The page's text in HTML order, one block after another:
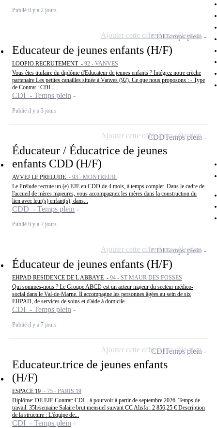
Publié il y a 2 jours
Educateur de jeunes enfants (H/F)
LOOPIO RECRUTEMENT - 92 - VANVES
Vous êtes titulaire du diplôme d'Educateur de jeunes enfants ? Intégrez notre crèche
partenaire Les petites canailles située à Vanves (92). Ce que nous proposons : - Type
de Contrat : CDI -...
CDI - Temps plein
Publié il y a 3 jours
CDITemps plein
Ajouter cette offre à ma sélection
Éducateur / Éducatrice de jeunes
enfants CDD (H/F)
AVVEJ LE PRELUDE - 93 - MONTREUIL
Le Prélude recrute un (e) EJE en CDD de 4 mois, à temps complet. Dans le cadre de
l'accueil de mères majeures, vous accompagnez les mères dans la construction du
lien avec leur(s) enfant(s), dans...
CDD - Temps plein
Publié il y a 7 jours
CDDTemps plein
Ajouter cette offre à ma sélection
Éducateur de jeunes enfants (H/F)
EHPAD RESIDENCE DE L ABBAYE - 94 - ST MAUR DES FOSSES
Qui sommes-nous ? Le Groupe ABCD est un acteur majeur du secteur médico-
social dans le Val-de-Marne. Il accompagne les personnes âgées au sein de six
EHPAD, de services de soins et d'aide à domicile...
CDI - Temps plein
Publié il y a 7 jours
CDITemps plein
Ajouter cette offre à ma sélection
Educateur.trice de jeunes enfants
(H/F)
ESPACE 19 - 75 - PARIS 19
Diplôme: DE EJE Contrat: CDI - à pourvoir à partir de septembre 2026. Temps de
travail: 35h/semaine Salaire brut mensuel suivant CC Alisfa : 2 856,25 € Description
de la structure : L'équipe de...
CDI - Temps plein
CDITemps plein
Ajouter cette offre à ma sélection